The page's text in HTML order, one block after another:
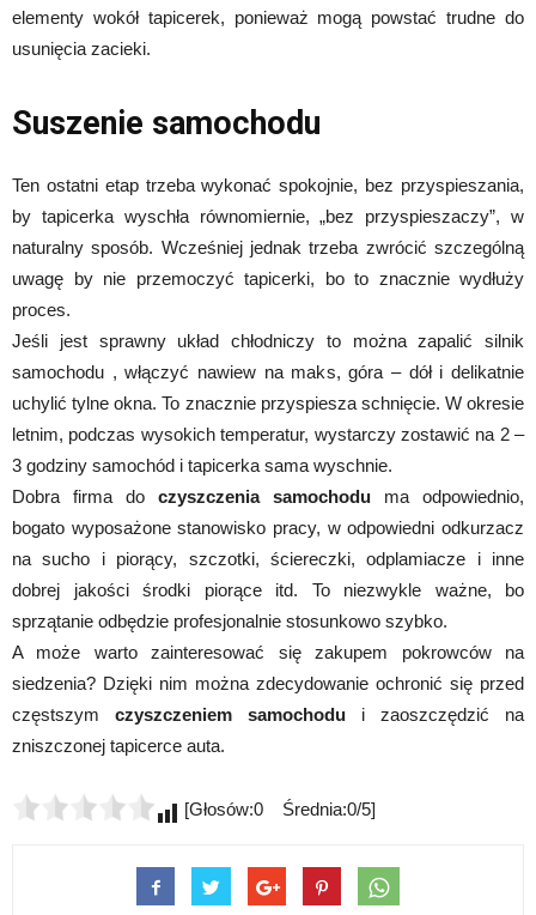
elementy wokół tapicerek, ponieważ mogą powstać trudne do
usunięcia zacieki.
Suszenie samochodu
Ten ostatni etap trzeba wykonać spokojnie, bez przyspieszania,
by tapicerka wyschła równomiernie, „bez przyspieszaczy”, w
naturalny sposób. Wcześniej jednak trzeba zwrócić szczególną
uwagę by nie przemoczyć tapicerki, bo to znacznie wydłuży
proces.
Jeśli jest sprawny układ chłodniczy to można zapalić silnik
samochodu , włączyć nawiew na maks, góra – dół i delikatnie
uchylić tylne okna. To znacznie przyspiesza schnięcie. W okresie
letnim, podczas wysokich temperatur, wystarczy zostawić na 2 –
3 godziny samochód i tapicerka sama wyschnie.
Dobra firma do czyszczenia samochodu ma odpowiednio,
bogato wyposażone stanowisko pracy, w odpowiedni odkurzacz
na sucho i piorący, szczotki, ściereczki, odplamiacze i inne
dobrej jakości środki piorące itd. To niezwykle ważne, bo
sprzątanie odbędzie profesjonalnie stosunkowo szybko.
A może warto zainteresować się zakupem pokrowców na
siedzenia? Dzięki nim można zdecydowanie ochronić się przed
częstszym czyszczeniem samochodu i zaoszczędzić na
zniszczonej tapicerce auta.
[Głosów:0 Średnia:0/5]